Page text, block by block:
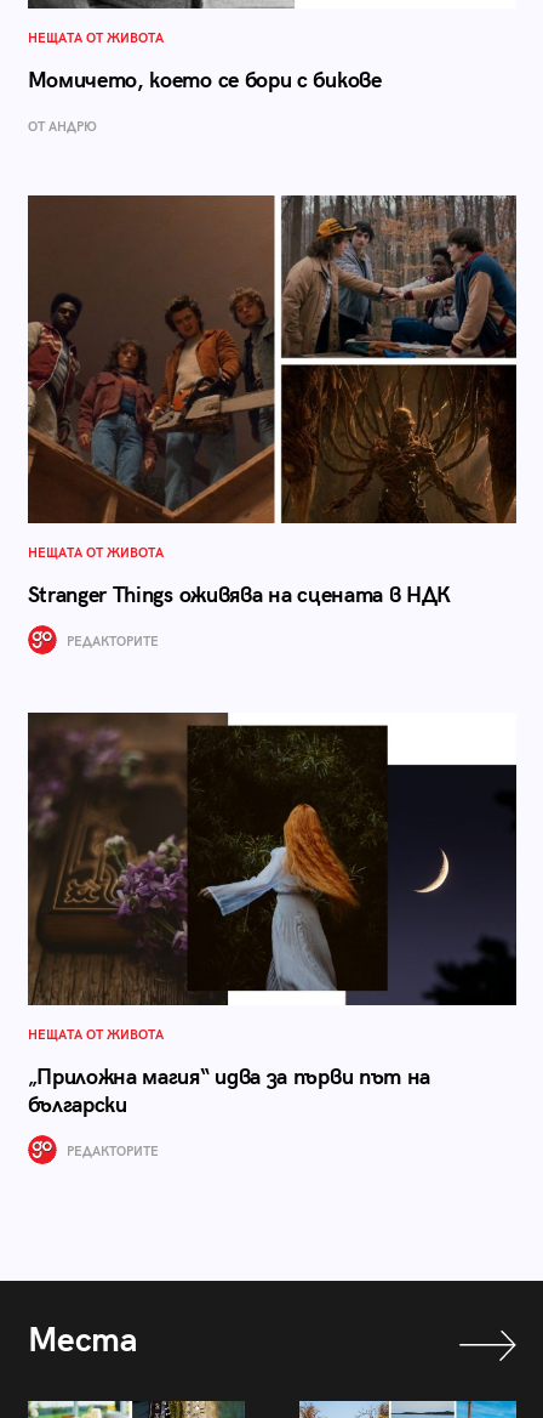
НЕЩАТА ОТ ЖИВОТА
Момичето, което се бори с бикове
ОТ АНДРЮ
НЕЩАТА ОТ ЖИВОТА
Stranger Things оживява на сцената в НДК
РЕДАКТОРИТЕ
НЕЩАТА ОТ ЖИВОТА
„Приложна магия“ идва за първи път на
български
РЕДАКТОРИТЕ
Места